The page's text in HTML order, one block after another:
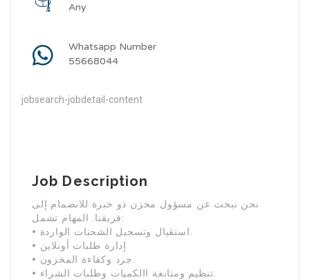
Any
Whatsapp Number
55668044
jobsearch-jobdetail-content
Job Description
نحن نبحث عن مسؤول مخزن ذو خبرة للانضمام إلى
فريقنا. المهام تشمل:
• استقبال وتسجيل الشحنات الواردة.
• إدارة طلبات أونلاين
• جرد وكفاءة المخزون.
• تنظيم ومتابعة االكميات وطلبات الشراء.